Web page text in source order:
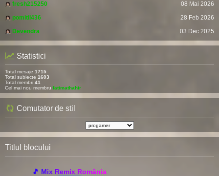
fresh215250
08 Mai 2026
pomitil436
28 Feb 2026
Devendra
03 Dec 2025
Statistici
Total mesaje 1715
Total subiecte 1603
Total membri 41
Cel mai nou membru fatimathahir
Comutator de stil
Titlul blocului
🎵 Mix Remix România